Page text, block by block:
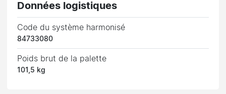
Données logistiques
Code du système harmonisé
84733080
Poids brut de la palette
101,5 kg